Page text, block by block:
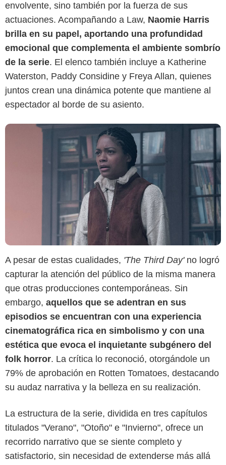
envolvente, sino también por la fuerza de sus
actuaciones. Acompañando a Law, Naomie Harris
brilla en su papel, aportando una profundidad
emocional que complementa el ambiente sombrío
de la serie. El elenco también incluye a Katherine
Waterston, Paddy Considine y Freya Allan, quienes
juntos crean una dinámica potente que mantiene al
espectador al borde de su asiento.
Max
A pesar de estas cualidades, 'The Third Day'no logró
capturar la atención del público de la misma manera
que otras producciones contemporáneas. Sin
embargo, aquellos que se adentran en sus
episodios se encuentran con una experiencia
cinematográfica rica en simbolismo y con una
estética que evoca el inquietante subgénero del
folk horror. La crítica lo reconoció, otorgándole un
79% de aprobación en Rotten Tomatoes, destacando
su audaz narrativa y la belleza en su realización.
La estructura de la serie, dividida en tres capítulos
titulados "Verano", "Otoño" e "Invierno", ofrece un
recorrido narrativo que se siente completo y
satisfactorio, sin necesidad de extenderse más allá